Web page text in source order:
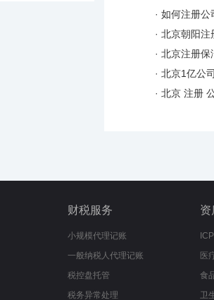
· 如何注册公
· 北京朝阳注
· 北京注册保
· 北京1亿公
· 北京 注册
财税服务
小规模代理记账
一般纳税人代理记账
税控盘托管
税务异常处理
资
医
食
卫